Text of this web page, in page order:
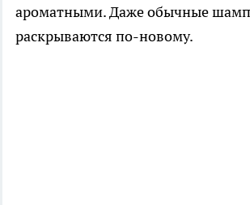
ароматными. Даже обычные
раскрываются по-новому.